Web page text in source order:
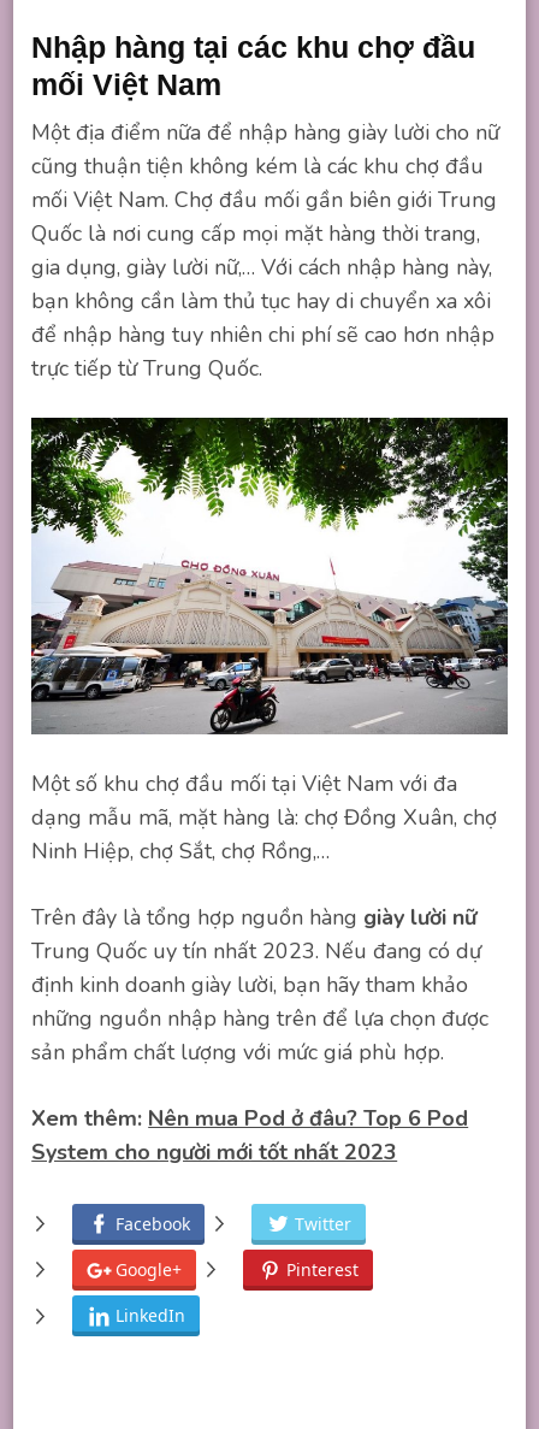
Nhập hàng tại các khu chợ đầu
mối Việt Nam
Một địa điểm nữa để nhập hàng giày lười cho nữ
cũng thuận tiện không kém là các khu chợ đầu
mối Việt Nam. Chợ đầu mối gần biên giới Trung
Quốc là nơi cung cấp mọi mặt hàng thời trang,
gia dụng, giày lười nữ,… Với cách nhập hàng này,
bạn không cần làm thủ tục hay di chuyển xa xôi
để nhập hàng tuy nhiên chi phí sẽ cao hơn nhập
trực tiếp từ Trung Quốc.
Một số khu chợ đầu mối tại Việt Nam với đa
dạng mẫu mã, mặt hàng là: chợ Đồng Xuân, chợ
Ninh Hiệp, chợ Sắt, chợ Rồng,…
Trên đây là tổng hợp nguồn hàng giày lười nữ
Trung Quốc uy tín nhất 2023. Nếu đang có dự
định kinh doanh giày lười, bạn hãy tham khảo
những nguồn nhập hàng trên để lựa chọn được
sản phẩm chất lượng với mức giá phù hợp.
Xem thêm: Nên mua Pod ở đâu? Top 6 Pod
System cho người mới tốt nhất 2023
Facebook Twitter
Google+ Pinterest
LinkedIn